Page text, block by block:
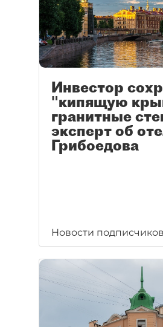
Инвестор
"кипящую
гранитные
эксперт об
Грибоедова
Новости подписчиков